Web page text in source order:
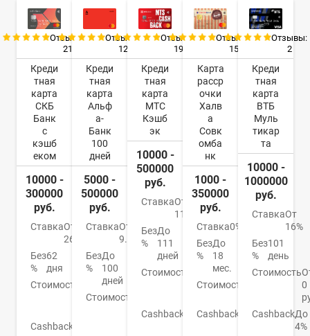
Отзывы:
21
Креди
тная
карта
СКБ
Банк
с
кэшб
еком
10000 -
300000
руб.
СтавкаОт
26,5%
Без
%
62
дня
Стоимость
руб./
Cashback
Отзывы:
12
Креди
тная
карта
Альф
а-
Банк
100
дней
5000 -
500000
руб.
СтавкаОт
9.9%
Без
%
До
100
дней
Стоимость
590
Отзывы:
19
Креди
тная
карта
МТС
Кэшб
эк
10000 -
500000
руб.
СтавкаОт
11,9%
Без
%
До
111
дней
Стоимость
Cashback
Отзывы:
15
Карта
расср
очки
Халв
а
Совк
омба
нк
1000 -
350000
руб.
Ставка0%
Без
%
До
18
мес.
Стоимость
Cashback
До
Отзывы:
2
Креди
тная
карта
ВТБ
Муль
тикар
та
10000 -
1000000
руб.
СтавкаОт
16%
Без
%
101
день
Стоимость
0
CashbackДо
4%